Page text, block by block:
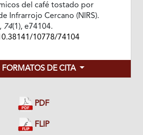
del café tostado por
Infrarrojo Cercano (NIRS).
74(1), e74104.
10778/74104
FORMATOS DE CITA
PDF
FLIP